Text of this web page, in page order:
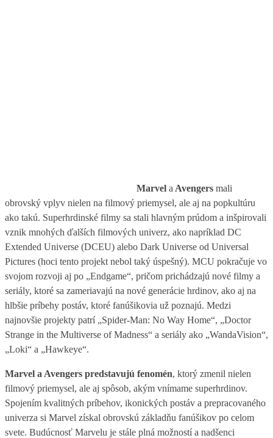
Marvel a Avengers mali
obrovský vplyv nielen na filmový priemysel, ale aj na popkultúru
ako takú. Superhrdinské filmy sa stali hlavným prúdom a inšpirovali
vznik mnohých ďalších filmových univerz, ako napríklad DC
Extended Universe (DCEU) alebo Dark Universe od Universal
Pictures (hoci tento projekt nebol taký úspešný). MCU pokračuje vo
svojom rozvoji aj po „Endgame“, pričom prichádzajú nové filmy a
seriály, ktoré sa zameriavajú na nové generácie hrdinov, ako aj na
hlbšie príbehy postáv, ktoré fanúšikovia už poznajú. Medzi
najnovšie projekty patrí „Spider-Man: No Way Home“, „Doctor
Strange in the Multiverse of Madness“ a seriály ako „WandaVision“,
„Loki“ a „Hawkeye“.
Marvel a Avengers predstavujú fenomén, ktorý zmenil nielen
filmový priemysel, ale aj spôsob, akým vnímame superhrdinov.
Spojením kvalitných príbehov, ikonických postáv a prepracovaného
univerza si Marvel získal obrovskú základňu fanúšikov po celom
svete. Budúcnosť Marvelu je stále plná možností a nadšenci